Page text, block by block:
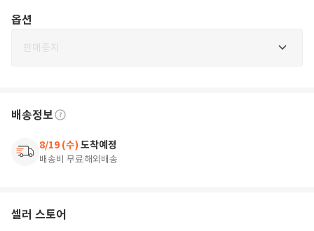
옵션
판매중지
배송정보
8/19 (수) 도착예정
배송비 무료해외배송
셀러 스토어